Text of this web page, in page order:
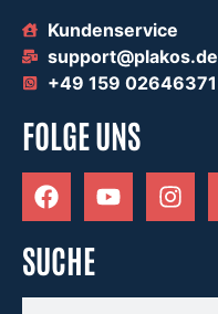
Kundenservice
support@plakos.de
+49 159 02646371
FOLGE UNS
SUCHE